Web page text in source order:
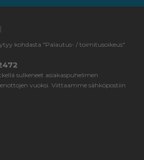
kohdasta "Palautus- / toimitusoikeus"
sulkeneet asiakaspuhelimen
vuoksi. Viittaamme sähköpostiin